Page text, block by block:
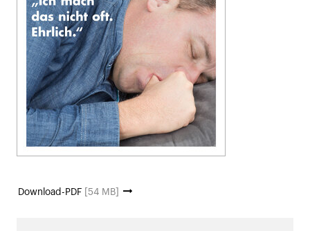
Download-PDF [54 MB]